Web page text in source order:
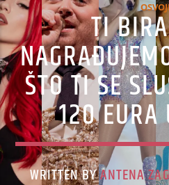
TI
ŠTO TI SE
120
WRITTEN BYANTENA